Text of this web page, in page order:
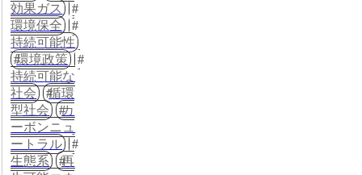
効果ガス
環境保全
持続可能性
環境政策
持続可能な
社会
循環
型社会
カ
ーボンニュ
ートラル
生態系
再